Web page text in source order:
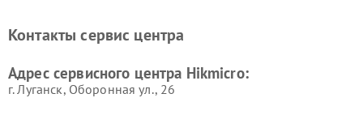
Контакты сервис центра
Адрес сервисного центра Hikmicro:
г. Луганск, Оборонная ул., 26